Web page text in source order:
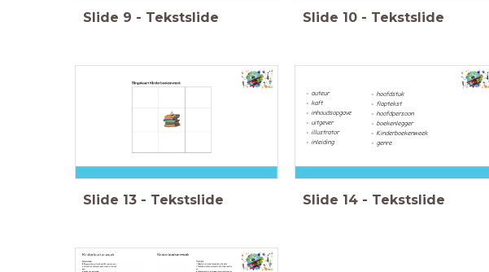
Slide 9 - Tekstslide Slide 10 - Tekstslide
Slide 13 - Tekstslide
- auteur
- kaft
- inhoudsopgave
- uitgever
- illustrator
- inleiding
- hoofdstuk
- flaptekst
- hoofdpersoon
- boekenlegger
- Kinderboekenweek
- genre
Slide 14 - Tekstslide